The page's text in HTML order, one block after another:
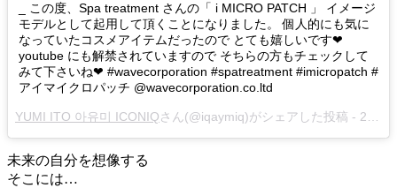
_ この度、Spa treatment さんの「 i MICRO PATCH 」 イメージ
モデルとして起用して頂くことになりました。 個人的にも気に
なっていたコスメアイテムだったので とても嬉しいです❤︎
youtube にも解禁されていますので そちらの方もチェックして
みて下さいね❤︎ #wavecorporation #spatreatment #imicropatch #
アイマイクロパッチ @wavecorporation.co.ltd
YUMI ITO 아유미 ICONIQさん(@iqaymiq)がシェアした投稿 - 2018年 6月月1日午前4時14分PDT
未来の自分を想像する
そこには…